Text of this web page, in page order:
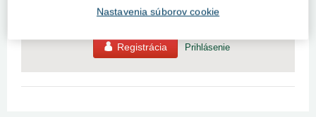
demo licenciu zdarma (stačí sa zaregistrovať).
Registrácia Prihlásenie
Nastavenia súborov cookie